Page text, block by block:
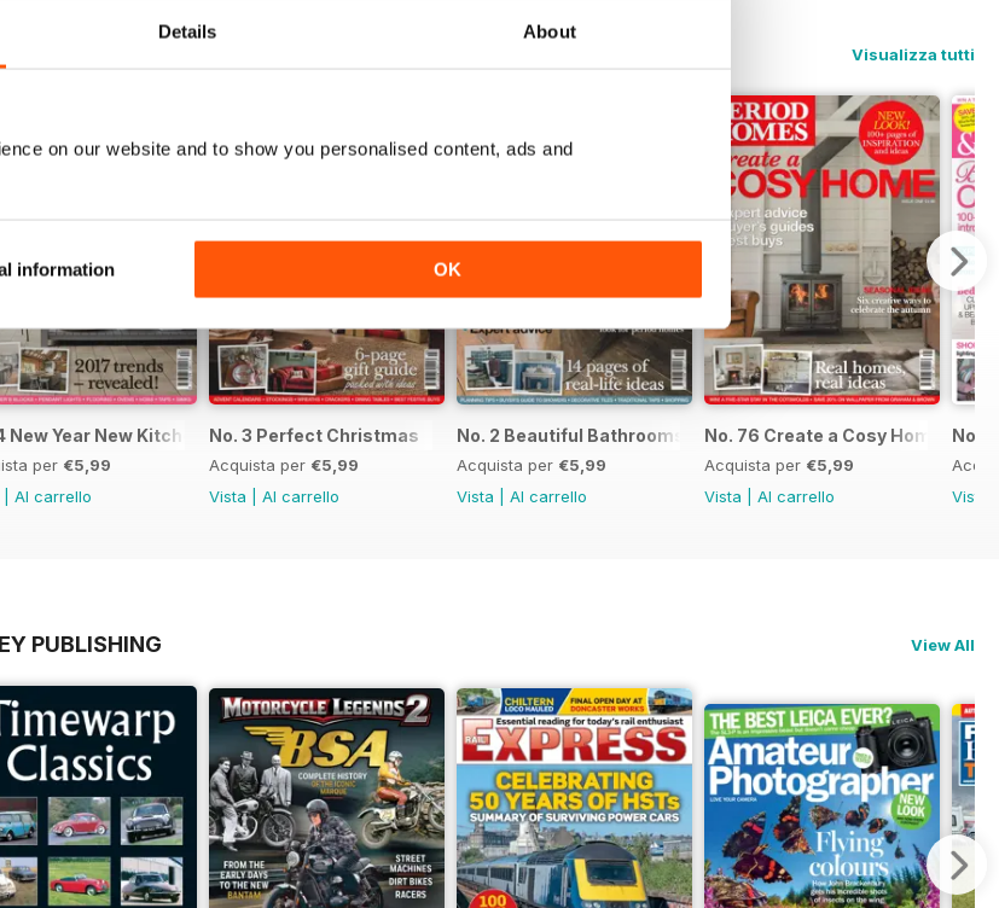
Details About
on our website and to show you personalised content, ads and
information OK
Visualizza tutti
Home
New Year New Kitchen
per €5,99
Al carrello
No. 3 Perfect Christmas
Acquista per €5,99
Vista
Al carrello
No. 2 Beautiful Bathrooms
Acquista per €5,99
Vista
Al carrello
No. 76 Create a Cosy Home
Acquista per €5,99
Vista
Al carrello
No.
Vista
PUBLISHING View All